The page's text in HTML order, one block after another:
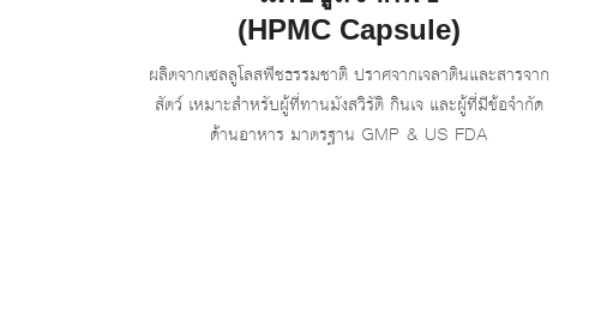
(HPMC Capsule)
ผลิตจากเซลลูโลสพืชธรรมชาติ ปราศจากเจลาตินและสารจาก
สัตว์ เหมาะสำหรับผู้ที่ทานมังสวิรัติ กินเจ และผู้ที่มีข้อจำกัด
ด้านอาหาร มาตรฐาน GMP & US FDA